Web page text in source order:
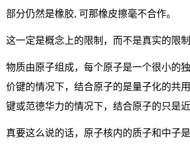
部分仍然是橡胶, 可那橡皮擦毫不合作。
这一定是概念上的限制，而不是真实的限制
物质由原子组成，每个原子是一个很小的
价键的情况下，结合原子的是量子化的共
键或范德华力的情况下，结合原子的只是近
真要这么说的话，原子核内的质子和中子